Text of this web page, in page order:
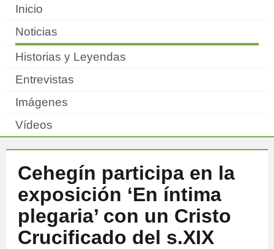
Inicio
Noticias
Historias y Leyendas
Entrevistas
Imágenes
Vídeos
Cehegín participa en la
exposición ‘En íntima
plegaria’ con un Cristo
Crucificado del s.XIX